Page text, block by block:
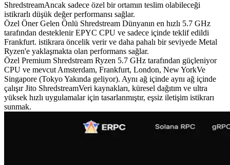
ShredstreamAncak sadece özel bir ortamın teslim olabileceği
istikrarlı düşük değer performansı sağlar.
Özel Öner Gelen Önlü Shredstream Dünyanın en hızlı 5.7 GHz
tarafından desteklenir EPYC CPU ve sadece içinde teklif edildi
Frankfurt. istikrara öncelik verir ve daha pahalı bir seviyede Metal
Ryzen'e yaklaşmakta olan performans sağlar.
Özel Premium Shredstream Ryzen 5.7 GHz tarafından güçleniyor
CPU ve mevcut Amsterdam, Frankfurt, London, New YorkVe
Singapore (Tokyo Yakında geliyor). Aynı ağ içinde aynı ağ içinde
çalışır Jito ShredstreamVeri kaynakları, küresel dağıtım ve ultra
yüksek hızlı uygulamalar için tasarlanmıştır, eşsiz iletişim istikrarı
sunmak.